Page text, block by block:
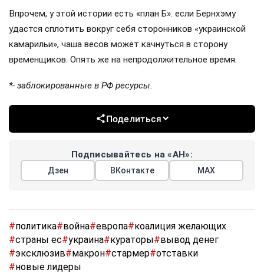
Впрочем, у этой истории есть «план Б»: если Бернхэму
удастся сплотить вокруг себя сторонников «украинской
камарильи», чаша весов может качнуться в сторону
временщиков. Опять же на непродолжительное время.
*- заблокированные в РФ ресурсы.
Поделиться
Подписывайтесь на «АН»:
Дзен ВКонтакте МАХ
#политика#война#европа#коалиция желающих
#страны ес#украина#кураторы#вывод денег
#эксклюзив#макрон#стармер#отставки
#новые лидеры